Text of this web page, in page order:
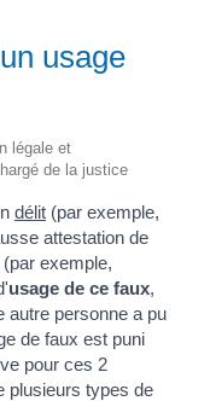
usage
légale et
de la justice
délit(par exemple,
attestation de
exemple,
usage de ce faux,
autre personne a pu
de faux est puni
pour ces 2
plusieurs types de